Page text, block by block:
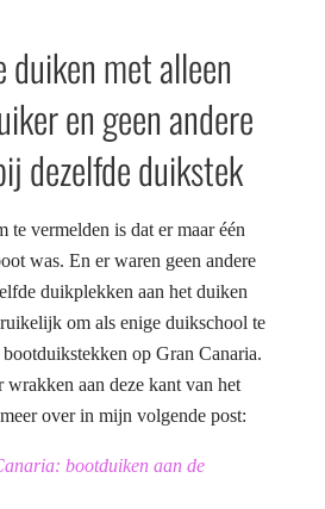
duiken met alleen
en geen andere
dezelfde duikstek
te vermelden is dat er maar één
was. En er waren geen andere
duikplekken aan het duiken
om als enige duikschool te
op Gran Canaria.
aan deze kant van het
over in mijn volgende post:
bootduiken aan de